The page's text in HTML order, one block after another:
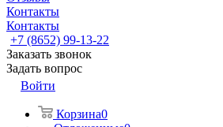
Контакты
Контакты
+7 (8652) 99-13-22
Заказать звонок
Задать вопрос
Войти
Корзина0